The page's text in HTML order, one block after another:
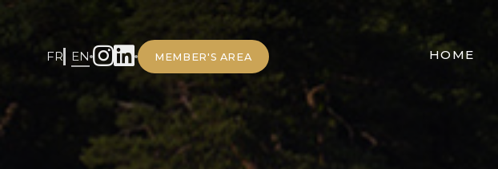
FR EN MEMBER'S AREA HOME